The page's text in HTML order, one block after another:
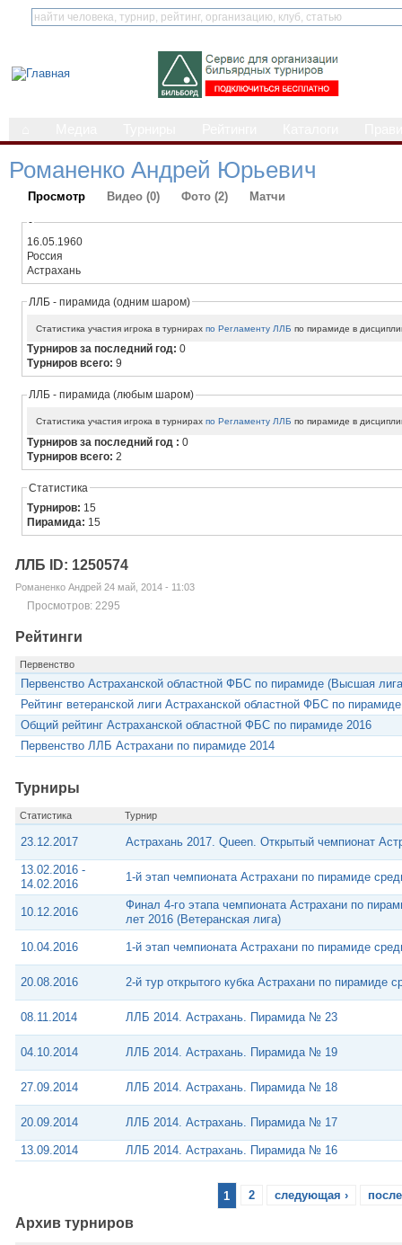
Романенко Андрей Юрьевич
Просмотр Видео (0) Фото (2) Матчи
-
16.05.1960
Россия
Астрахань
ЛЛБ - пирамида (одним шаром)
Статистика участия игрока в турнирахпо Регламенту ЛЛБ по пирамиде в
Турниров за последний год:0
Турниров всего:9
ЛЛБ - пирамида (любым шаром)
Статистика участия игрока в турнирахпо Регламенту ЛЛБ по пирамиде в
Турниров за последний год :0
Турниров всего:2
Статистика
Турниров: 15
Пирамида: 15
ЛЛБ ID: 1250574
Романенко Андрей 24 май, 2014 - 11:03
Просмотров: 2295
Рейтинги
Первенство
Первенство Астраханской областной ФБС по пирамиде (Высшая
Рейтинг ветеранской лиги Астраханской областной ФБС по
Общий рейтинг Астраханской областной ФБС по пирамиде 2016
Первенство ЛЛБ Астрахани по пирамиде 2014
Турниры
Статистика Турнир
23.12.2017 Астрахань 2017. Queen. Открытый чемпионат
13.02.2016 -
14.02.2016
1-й этап чемпионата Астрахани по пирамиде
10.12.2016
Финал 4-го этапа чемпионата Астрахани по
лет 2016 (Ветеранская лига)
10.04.2016 1-й этап чемпионата Астрахани по пирамиде
20.08.2016 2-й тур открытого кубка Астрахани по пирамиде
08.11.2014 ЛЛБ 2014. Астрахань. Пирамида № 23
04.10.2014 ЛЛБ 2014. Астрахань. Пирамида № 19
27.09.2014 ЛЛБ 2014. Астрахань. Пирамида № 18
20.09.2014 ЛЛБ 2014. Астрахань. Пирамида № 17
13.09.2014 ЛЛБ 2014. Астрахань. Пирамида № 16
1 2 следующая ›
Архив турниров